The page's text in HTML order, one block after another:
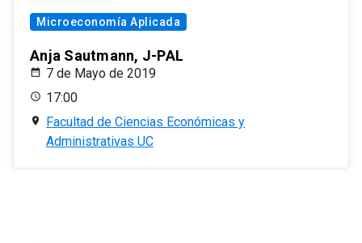
Microeconomía Aplicada
Anja Sautmann, J-PAL
7 de Mayo de 2019
17:00
Facultad de Ciencias Económicas y
Administrativas UC